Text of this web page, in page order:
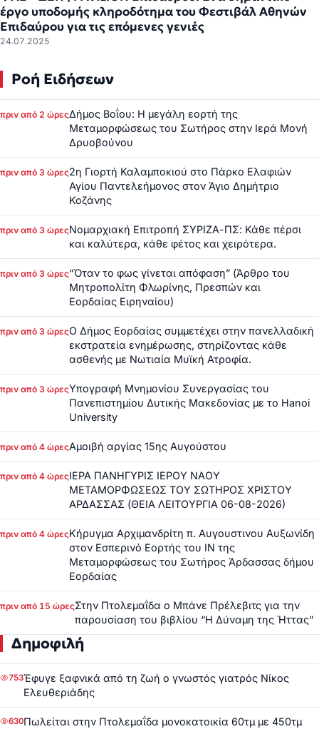
έργο υποδομής κληροδότημα του Φεστιβάλ Αθηνών
Επιδαύρου για τις επόμενες γενιές
24.07.2025
Ροή Ειδήσεων
πριν από 2 ώρεςΔήμος Βοΐου: Η μεγάλη εορτή της
Μεταμορφώσεως του Σωτήρος στην Ιερά Μονή
Δρυοβούνου
πριν από 3 ώρες2η Γιορτή Καλαμποκιού στο Πάρκο Ελαφιών
Αγίου Παντελεήμονος στον Άγιο Δημήτριο
Κοζάνης
πριν από 3 ώρεςΝομαρχιακή Επιτροπή ΣΥΡΙΖΑ-ΠΣ: Κάθε πέρσι
και καλύτερα, κάθε φέτος και χειρότερα.
πριν από 3 ώρες“Όταν το φως γίνεται απόφαση” (Άρθρο του
Μητροπολίτη Φλωρίνης, Πρεσπών και
Εορδαίας Ειρηναίου)
πριν από 3 ώρεςΟ Δήμος Εορδαίας συμμετέχει στην πανελλαδική
εκστρατεία ενημέρωσης, στηρίζοντας κάθε
ασθενής με Νωτιαία Μυϊκή Ατροφία.
πριν από 3 ώρεςΥπογραφή Μνημονίου Συνεργασίας του
Πανεπιστημίου Δυτικής Μακεδονίας με το Hanoi
University
πριν από 4 ώρεςΑμοιβή αργίας 15ης Αυγούστου
πριν από 4 ώρεςΙΕΡΑ ΠΑΝΗΓΥΡΙΣ ΙΕΡΟΥ ΝΑΟΥ
ΜΕΤΑΜΟΡΦΩΣΕΩΣ ΤΟΥ ΣΩΤΗΡΟΣ ΧΡΙΣΤΟΥ
ΑΡΔΑΣΣΑΣ (ΘΕΙΑ ΛΕΙΤΟΥΡΓΙΑ 06-08-2026)
πριν από 4 ώρεςΚήρυγμα Αρχιμανδρίτη π. Αυγουστινου Αυξωνίδη
στον Εσπερινό Εορτής του ΙΝ της
Μεταμορφώσεως του Σωτήρος Άρδασσας δήμου
Εορδαίας
πριν από 15 ώρεςΣτην Πτολεμαΐδα ο Μπάνε Πρέλεβιτς για την
παρουσίαση του βιβλίου “Η Δύναμη της Ήττας”
Δημοφιλή
753Έφυγε ξαφνικά από τη ζωή ο γνωστός γιατρός Νίκος
Ελευθεριάδης
630Πωλείται στην Πτολεμαΐδα μονοκατοικία 60τμ με 450τμ